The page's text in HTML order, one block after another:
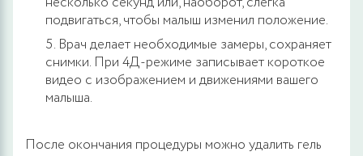
подвигаться, чтобы малыш изменил положение.
Врач делает необходимые замеры, сохраняет
снимки. При 4Д-режиме записывает короткое
видео с изображением и движениями вашего
малыша.
После окончания процедуры можно удалить гель